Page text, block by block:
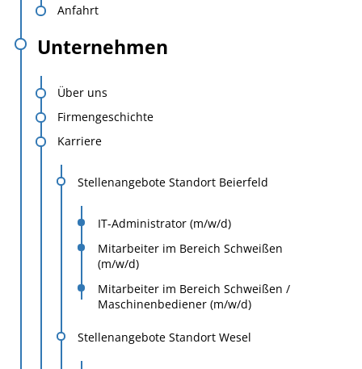
Anfahrt
Unternehmen
Über uns
Firmengeschichte
Karriere
Stellenangebote Standort Beierfeld
IT-Administrator (m/w/d)
Mitarbeiter im Bereich Schweißen
(m/w/d)
Mitarbeiter im Bereich Schweißen /
Maschinenbediener (m/w/d)
Stellenangebote Standort Wesel